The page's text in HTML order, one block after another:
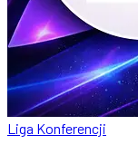
Liga Konferencji